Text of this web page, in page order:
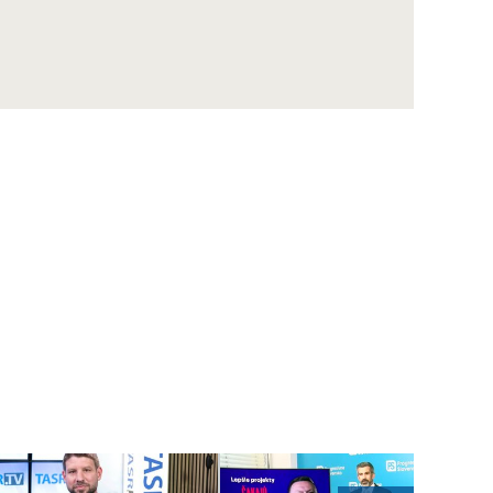
ZÁZNAM: R. Takáč: Predseda NKÚ o